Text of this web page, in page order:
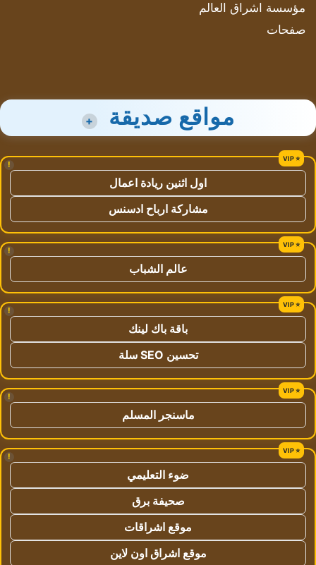
مؤسسة اشراق العالم
صفحات
مواقع صديقة +
!
اول اثنين ريادة اعمال
مشاركة ارباح ادسنس
!
عالم الشباب
!
باقة باك لينك
تحسين SEO سلة
!
ماسنجر المسلم
!
ضوء التعليمي
صحيفة برق
موقع اشراقات
موقع اشراق اون لاين